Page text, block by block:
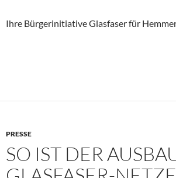
Ihre Bürgerinitiative Glasfaser für
PRESSE
SO IST DER